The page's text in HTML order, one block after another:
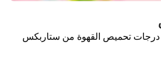
درجات تحميص القهوة من ستاربكس